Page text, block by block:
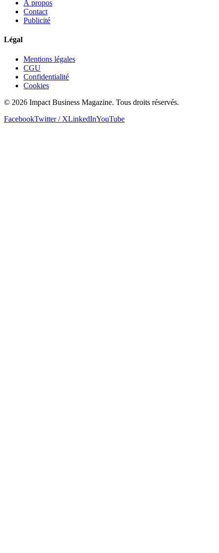
À propos
Contact
Publicité
Légal
Mentions légales
CGU
Confidentialité
Cookies
© 2026 Impact Business Magazine. Tous droits réservés.
FacebookTwitter / XLinkedInYouTube